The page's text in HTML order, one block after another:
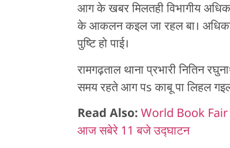
आग के खबर मिलतही विभागीय
के आकलन कइल जा रहल बा।
पुष्टि हो पाई।
रामगढ़ताल थाना प्रभारी नितिन
समय रहते आग पs काबू पा लिहल
Read Also: World Book Fair
आज सबेरे 11 बजे उद्घाटन